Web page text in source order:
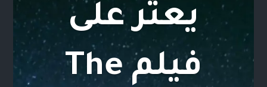
يعثر على
فيلم The